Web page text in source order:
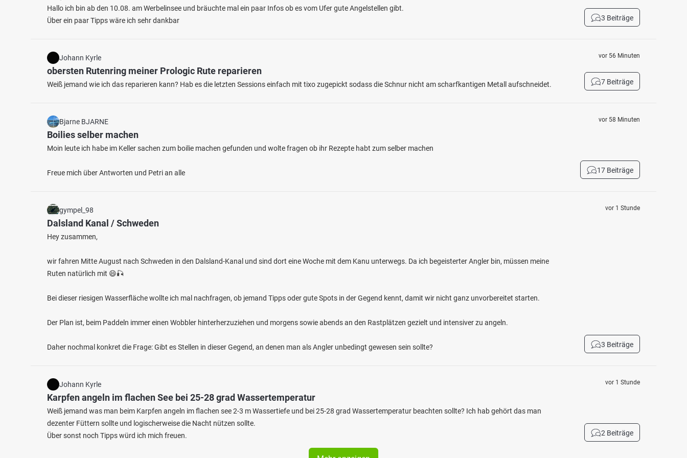
Lieser (Daun)
Fischarten: Bachforelle, Flussbarsch
Fischarten: Rotauge, Flussbarsch, Karpfen,
Hallo ich bin ab den 10.08. am Werbelinsee und bräuchte mal ein paar Infos ob es vom Ufer gute Angelstellen gibt.
Über ein paar Tipps wäre ich sehr dankbar
3 Beiträge
Johann Kyrle
obersten Rutenring meiner Prologic Rute reparieren
Weiß jemand wie ich das reparieren kann? Hab es die letzten Sessions einfach mit tixo zugepickt sodass die Schnur nicht am scharfkantigen Metall aufschneidet.
vor 56 Minuten
7 Beiträge
Bjarne BJARNE
Boilies selber machen
Moin leute ich habe im Keller sachen zum boilie machen gefunden und wolte fragen ob ihr Rezepte habt zum selber machen
Freue mich über Antworten und Petri an alle
vor 58 Minuten
17 Beiträge
gympel_98
Dalsland Kanal / Schweden
Hey zusammen,
wir fahren Mitte August nach Schweden in den Dalsland-Kanal und sind dort eine Woche mit dem Kanu unterwegs. Da ich begeisterter Angler bin, müssen meine
Ruten natürlich mit 😄🎣
Bei dieser riesigen Wasserfläche wollte ich mal nachfragen, ob jemand Tipps oder gute Spots in der Gegend kennt, damit wir nicht ganz unvorbereitet starten.
Der Plan ist, beim Paddeln immer einen Wobbler hinterherzuziehen und morgens sowie abends an den Rastplätzen gezielt und intensiver zu angeln.
Daher nochmal konkret die Frage: Gibt es Stellen in dieser Gegend, an denen man als Angler unbedingt gewesen sein sollte?
vor 1 Stunde
3 Beiträge
Johann Kyrle
Karpfen angeln im flachen See bei 25-28 grad Wassertemperatur
Weiß jemand was man beim Karpfen angeln im flachen see 2-3 m Wassertiefe und bei 25-28 grad Wassertemperatur beachten sollte? Ich hab gehört das man
dezenter Füttern sollte und logischerweise die Nacht nützen sollte.
Über sonst noch Tipps würd ich mich freuen.
vor 1 Stunde
2 Beiträge